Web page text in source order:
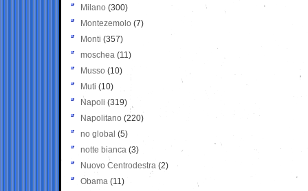
Milano (300)
Montezemolo (7)
Monti (357)
moschea (11)
Musso (10)
Muti (10)
Napoli (319)
Napolitano (220)
no global (5)
notte bianca (3)
Nuovo Centrodestra (2)
Obama (11)